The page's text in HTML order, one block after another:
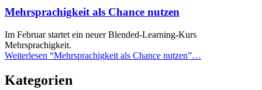
Mehrsprachigkeit als Chance nutzen
Im Februar startet ein neuer Blended-Learning-Kurs
Mehrsprachigkeit.
Weiterlesen “Mehrsprachigkeit als Chance nutzen”…
Kategorien